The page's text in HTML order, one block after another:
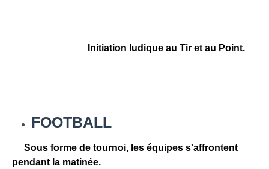
Initiation ludique au Tir et au Point.
FOOTBALL
Sous forme de tournoi, les équipes s'affrontent
pendant la matinée.